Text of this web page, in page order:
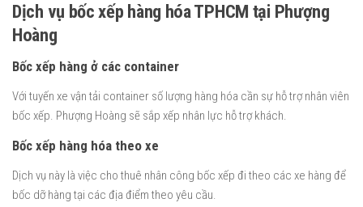
Dịch vụ bốc xếp hàng hóa TPHCM tại Phượng
Hoàng
Bốc xếp hàng ở các container
Với tuyến xe vận tải container số lượng hàng hóa cần sự hỗ trợ nhân viên
bốc xếp. Phượng Hoàng sẽ sắp xếp nhân lực hỗ trợ khách.
Bốc xếp hàng hóa theo xe
Dịch vụ này là việc cho thuê nhân công bốc xếp đi theo các xe hàng để
bốc dỡ hàng tại các địa điểm theo yêu cầu.